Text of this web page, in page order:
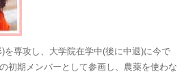
を専攻し、大学院在学中(後に中退)に今で
初期メンバーとして参画し、農薬を使わな